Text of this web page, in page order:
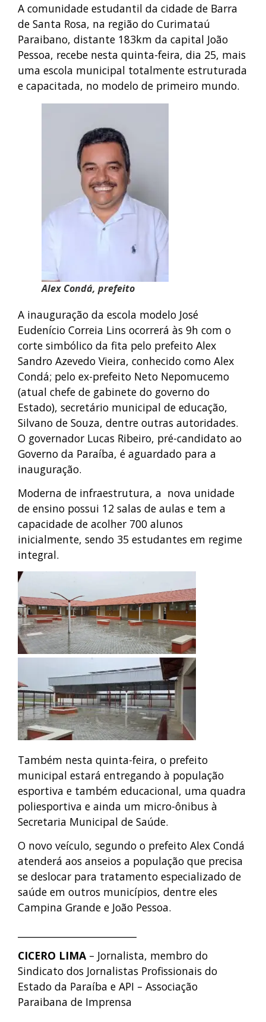
A comunidade estudantil da cidade de Barra
de Santa Rosa, na região do Curimataú
Paraibano, distante 183km da capital João
Pessoa, recebe nesta quinta-feira, dia 25, mais
uma escola municipal totalmente estruturada
e capacitada, no modelo de primeiro mundo.
Alex Condá, prefeito
A inauguração da escola modelo José
Eudenício Correia Lins ocorrerá às 9h com o
corte simbólico da fita pelo prefeito Alex
Sandro Azevedo Vieira, conhecido como Alex
Condá; pelo ex-prefeito Neto Nepomucemo
(atual chefe de gabinete do governo do
Estado), secretário municipal de educação,
Silvano de Souza, dentre outras autoridades.
O governador Lucas Ribeiro, pré-candidato ao
Governo da Paraíba, é aguardado para a
inauguração.
Moderna de infraestrutura, a nova unidade
de ensino possui 12 salas de aulas e tem a
capacidade de acolher 700 alunos
inicialmente, sendo 35 estudantes em regime
integral.
Também nesta quinta-feira, o prefeito
municipal estará entregando à população
esportiva e também educacional, uma quadra
poliesportiva e ainda um micro-ônibus à
Secretaria Municipal de Saúde.
O novo veículo, segundo o prefeito Alex Condá
atenderá aos anseios a população que precisa
se deslocar para tratamento especializado de
saúde em outros municípios, dentre eles
Campina Grande e João Pessoa.
CICERO LIMA – Jornalista, membro do
Sindicato dos Jornalistas Profissionais do
Estado da Paraíba e API – Associação
Paraibana de Imprensa